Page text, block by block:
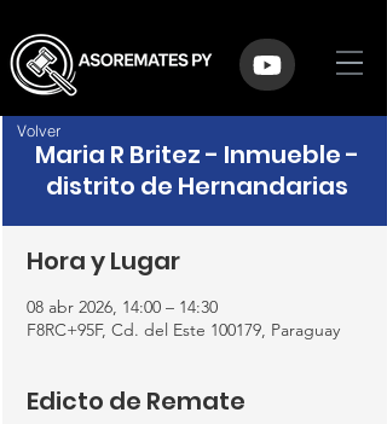
Maria R Britez - Inmueble -
distrito de Hernandarias
Hora y Lugar
08 abr 2026, 14:00 – 14:30
F8RC+95F, Cd. del Este 100179, Paraguay
Edicto de Remate
Volver